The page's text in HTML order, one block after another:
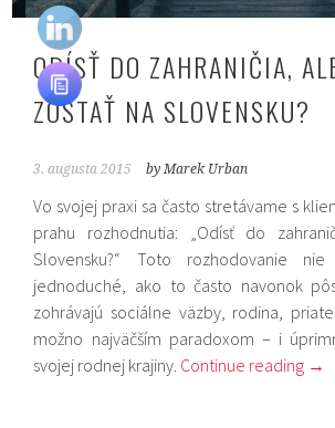
ODÍSŤ DO ZAHRANIČIA,
ZOSTAŤ NA SLOVENSKU?
3. augusta 2015 by Marek Urban
Vo svojej praxi sa často stretávame s
prahu rozhodnutia: „Odísť do
Slovensku?“ Toto rozhodovanie
jednoduché, ako to často navonok
zohrávajú sociálne väzby, rodina,
možno najväčším paradoxom – i
svojej rodnej krajiny. Continue reading →